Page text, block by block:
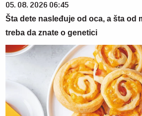
05. 08. 2026 06:45
Šta dete nasleđuje od oca, a šta od
treba da znate o genetici